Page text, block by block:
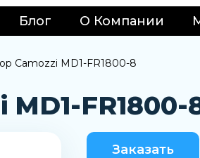
Блог О Компании
Camozzi MD1-FR1800-8
FR1800-
Заказать